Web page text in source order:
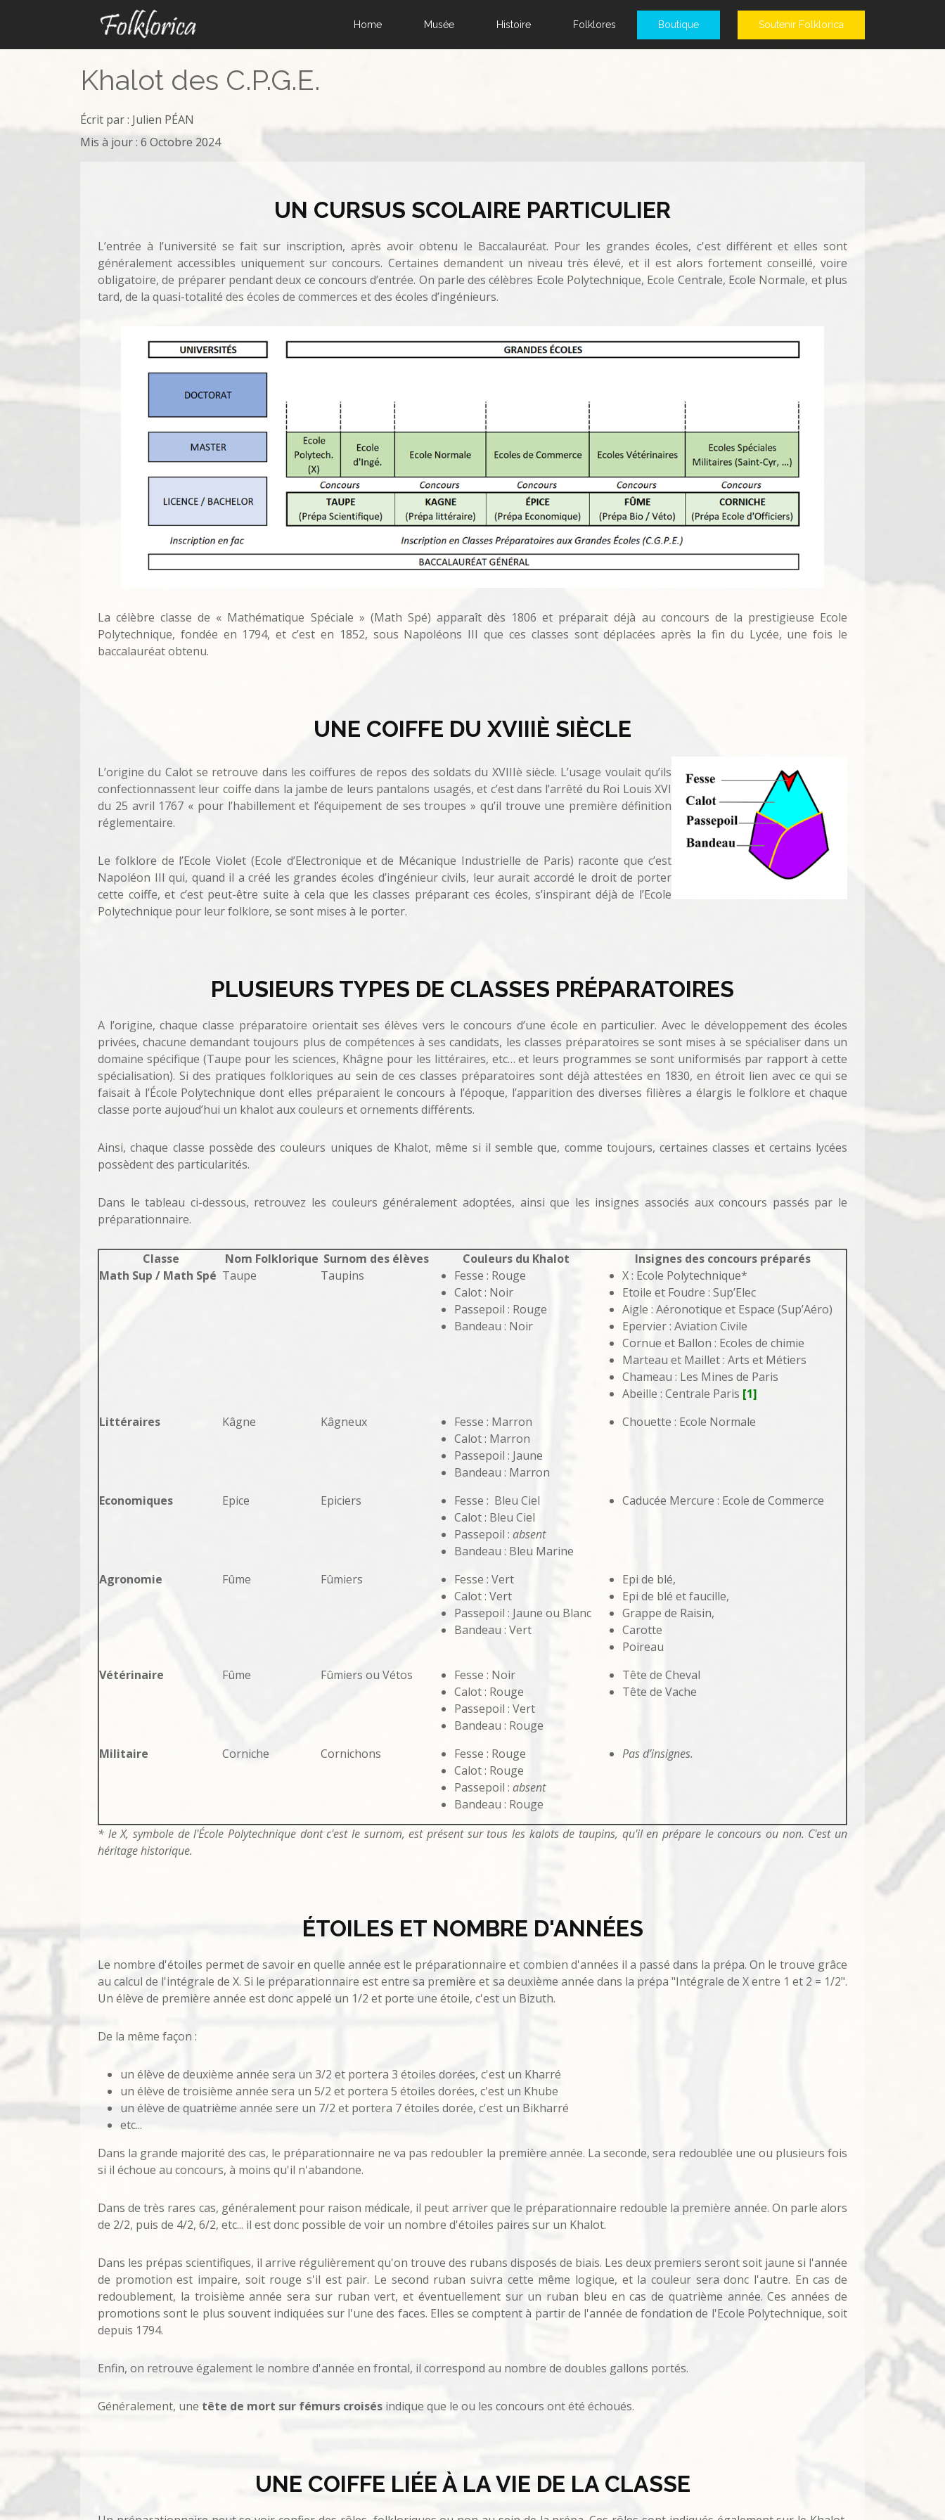
Home Musée Histoire Folklores Boutique Soutenir Folklorica
Khalot des C.P.G.E.
Écrit par : Julien PÉAN
Mis à jour : 6 Octobre 2024
UN CURSUS SCOLAIRE PARTICULIER
L’entrée à l’université se fait sur inscription, après avoir obtenu le Baccalauréat. Pour les grandes écoles, c'est différent et elles sont
généralement accessibles uniquement sur concours. Certaines demandent un niveau très élevé, et il est alors fortement conseillé, voire
obligatoire, de préparer pendant deux ce concours d’entrée. On parle des célèbres Ecole Polytechnique, Ecole Centrale, Ecole Normale, et plus
tard, de la quasi-totalité des écoles de commerces et des écoles d’ingénieurs.
La célèbre classe de « Mathématique Spéciale » (Math Spé) apparaît dès 1806 et préparait déjà au concours de la prestigieuse Ecole
Polytechnique, fondée en 1794, et c’est en 1852, sous Napoléons III que ces classes sont déplacées après la fin du Lycée, une fois le
baccalauréat obtenu.
UNE COIFFE DU XVIIIÈ SIÈCLE
L’origine du Calot se retrouve dans les coiffures de repos des soldats du XVIIIè siècle. L’usage voulait qu’ils
confectionnassent leur coiffe dans la jambe de leurs pantalons usagés, et c’est dans l’arrêté du Roi Louis XVI
du 25 avril 1767 « pour l’habillement et l’équipement de ses troupes » qu’il trouve une première définition
réglementaire.
Le folklore de l’Ecole Violet (Ecole d’Electronique et de Mécanique Industrielle de Paris) raconte que c’est
Napoléon III qui, quand il a créé les grandes écoles d’ingénieur civils, leur aurait accordé le droit de porter
cette coiffe, et c’est peut-être suite à cela que les classes préparant ces écoles, s’inspirant déjà de l’Ecole
Polytechnique pour leur folklore, se sont mises à le porter.
PLUSIEURS TYPES DE CLASSES PRÉPARATOIRES
A l’origine, chaque classe préparatoire orientait ses élèves vers le concours d’une école en particulier. Avec le développement des écoles
privées, chacune demandant toujours plus de compétences à ses candidats, les classes préparatoires se sont mises à se spécialiser dans un
domaine spécifique (Taupe pour les sciences, Khâgne pour les littéraires, etc… et leurs programmes se sont uniformisés par rapport à cette
spécialisation). Si des pratiques folkloriques au sein de ces classes préparatoires sont déjà attestées en 1830, en étroit lien avec ce qui se
faisait à l’École Polytechnique dont elles préparaient le concours à l’époque, l’apparition des diverses filières a élargis le folklore et chaque
classe porte aujoud’hui un khalot aux couleurs et ornements différents.
Ainsi, chaque classe possède des couleurs uniques de Khalot, même si il semble que, comme toujours, certaines classes et certains lycées
possèdent des particularités.
Dans le tableau ci-dessous, retrouvez les couleurs généralement adoptées, ainsi que les insignes associés aux concours passés par le
préparationnaire.
Classe Nom Folklorique Surnom des élèves Couleurs du Khalot
Insignes des concours préparés
Math Sup / Math Spé Taupe Taupins
Fesse : Rouge
Calot : Noir
Passepoil : Rouge
Bandeau : Noir
X : Ecole Polytechnique*
Etoile et Foudre : Sup’Elec
Aigle : Aéronotique et Espace (Sup’Aéro)
Epervier : Aviation Civile
Cornue et Ballon : Ecoles de chimie
Marteau et Maillet : Arts et Métiers
Chameau : Les Mines de Paris
Abeille : Centrale Paris [1]
Littéraires
Kâgne Kâgneux
Fesse : Marron
Calot : Marron
Passepoil : Jaune
Bandeau : Marron
Chouette : Ecole Normale
Economiques Epice Epiciers
Fesse : Bleu Ciel
Calot : Bleu Ciel
Passepoil : absent
Bandeau : Bleu Marine
Caducée Mercure : Ecole de Commerce
Agronomie Fûme Fûmiers
Fesse : Vert
Calot : Vert
Passepoil : Jaune ou Blanc
Bandeau : Vert
Epi de blé,
Epi de blé et faucille,
Grappe de Raisin,
Carotte
Poireau
Vétérinaire
Fûme Fûmiers ou Vétos
Fesse : Noir
Calot : Rouge
Passepoil : Vert
Bandeau : Rouge
Tête de Cheval
Tête de Vache
Militaire Corniche Cornichons
Fesse : Rouge
Calot : Rouge
Passepoil : absent
Bandeau : Rouge
Pas d’insignes.
* le X, symbole de l'École Polytechnique dont c'est le surnom, est présent sur tous les kalots de taupins, qu'il en prépare le concours ou non. C'est un
héritage historique.
ÉTOILES ET NOMBRE D'ANNÉES
Le nombre d'étoiles permet de savoir en quelle année est le préparationnaire et combien d'années il a passé dans la prépa. On le trouve grâce
au calcul de l'intégrale de X. Si le préparationnaire est entre sa première et sa deuxième année dans la prépa "Intégrale de X entre 1 et 2 = 1/2".
Un élève de première année est donc appelé un 1/2 et porte une étoile, c'est un Bizuth.
De la même façon :
un élève de deuxième année sera un 3/2 et portera 3 étoiles dorées, c'est un Kharré
un élève de troisième année sera un 5/2 et portera 5 étoiles dorées, c'est un Khube
un élève de quatrième année sere un 7/2 et portera 7 étoiles dorée, c'est un Bikharré
etc...
Dans la grande majorité des cas, le préparationnaire ne va pas redoubler la première année. La seconde, sera redoublée une ou plusieurs fois
si il échoue au concours, à moins qu'il n'abandone.
Dans de très rares cas, généralement pour raison médicale, il peut arriver que le préparationnaire redouble la première année. On parle alors
de 2/2, puis de 4/2, 6/2, etc... il est donc possible de voir un nombre d'étoiles paires sur un Khalot.
Dans les prépas scientifiques, il arrive régulièrement qu'on trouve des rubans disposés de biais. Les deux premiers seront soit jaune si l'année
de promotion est impaire, soit rouge s'il est pair. Le second ruban suivra cette même logique, et la couleur sera donc l'autre. En cas de
redoublement, la troisième année sera sur ruban vert, et éventuellement sur un ruban bleu en cas de quatrième année. Ces années de
promotions sont le plus souvent indiquées sur l'une des faces. Elles se comptent à partir de l'année de fondation de l'Ecole Polytechnique, soit
depuis 1794.
Enfin, on retrouve également le nombre d'année en frontal, il correspond au nombre de doubles gallons portés.
Généralement, une tête de mort sur fémurs croisés indique que le ou les concours ont été échoués.
UNE COIFFE LIÉE À LA VIE DE LA CLASSE